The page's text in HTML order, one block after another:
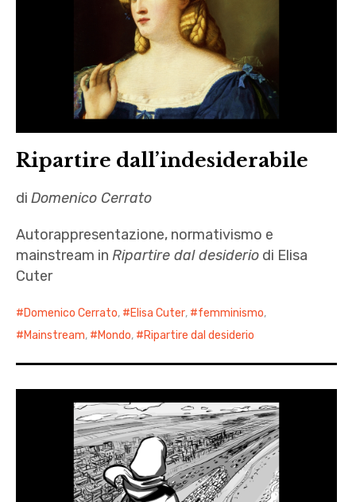
Ripartire dall’indesiderabile
diDomenico Cerrato
Autorappresentazione, normativismo e
mainstream inRipartire dal desiderio di Elisa
Cuter
Domenico Cerrato, Elisa Cuter, femminismo,
Mainstream, Mondo, Ripartire dal desiderio